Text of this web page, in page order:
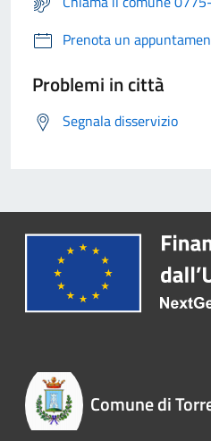
Prenota un
Problemi in città
Segnala disservizio
Comune di